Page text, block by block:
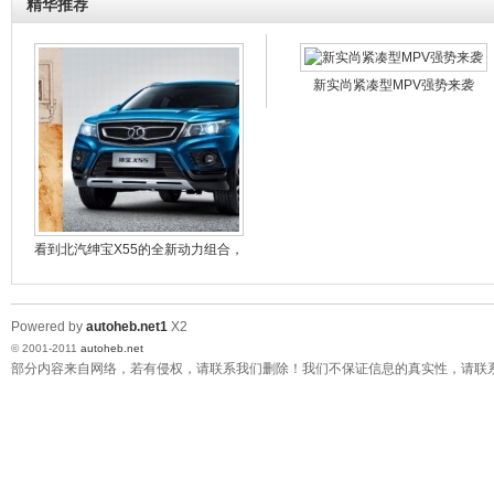
北汽威旺"爱心图书 情暖校园"公益行动走出河北 走进
北汽威旺领衔微车第一季促销狂潮
威旺3周年 最高优惠5000元
20万公里无大修 北汽威旺306品质见证造车实力
买个新车去度假 实力小将是首选
一路狂野拓陆者雄浑大漠写传奇
“301之路”走访标致博物馆
选辆实用车 回家过十一
精华推荐
看到北汽绅宝X55的全新动力组合，
新实尚紧凑型MPV强势来袭
Powered by autoheb.net1 X2
© 2001-2011 autoheb.net
部分内容来自网络，若有侵权，请联系我们删除！我们不保证信息的真实性，请联